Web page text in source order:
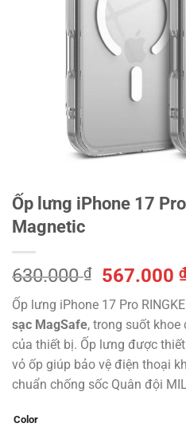
Ốp lưng iPhone 17
Magnetic
630.000₫
Giá
gốc
là:
630.000
567.000
Ốp lưng iPhone 17 Pro
sạc MagSafe, trong suốt khoe
của thiết bị. Ốp lưng được
vỏ ốp giúp bảo vệ điện thoại
chuẩn chống sốc Quân đội
Color